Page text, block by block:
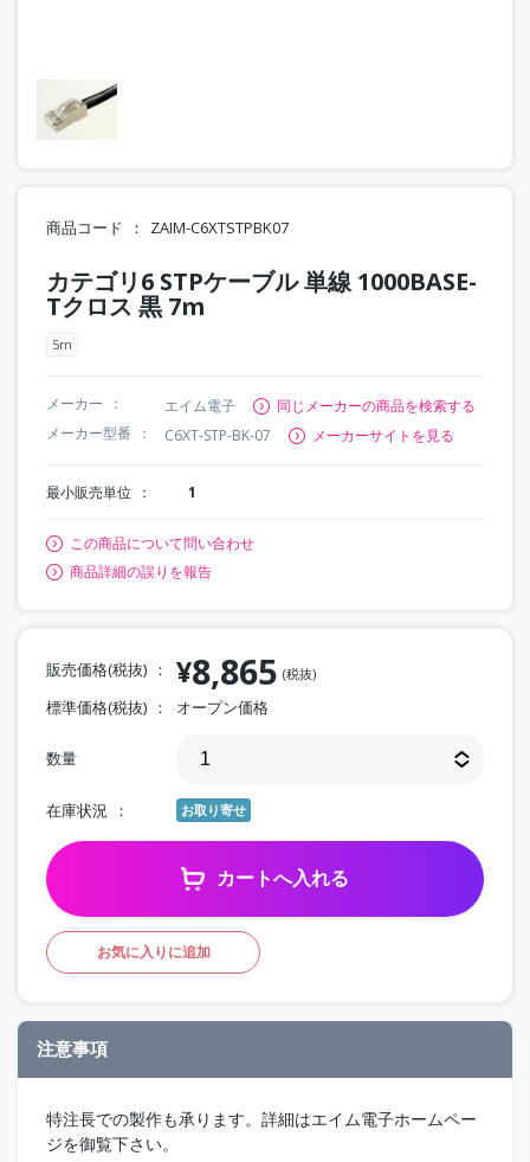
商品コード ZAIM-C6XTSTPBK07
カテゴリ6 STPケーブル 単線 1000BASE-
Tクロス 黒 7m
5m
メーカー エイム電子
同じメーカーの商品を検索する
メーカー型番
C6XT-STP-BK-07 メーカーサイトを見る
最小販売単位 1
この商品について問い合わせ
商品詳細の誤りを報告
販売価格(税抜) ¥8,865 (税抜)
標準価格(税抜) オープン価格
数量
在庫状況 お取り寄せ
カートへ入れる
お気に入りに追加
注意事項
特注長での製作も承ります。詳細はエイム電子ホームペー
ジを御覧下さい。